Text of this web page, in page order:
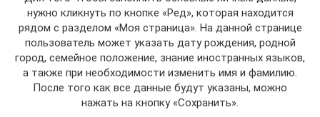
нужно кликнуть по кнопке «Ред», которая находится
рядом с разделом «Моя страница». На данной странице
пользователь может указать дату рождения, родной
город, семейное положение, знание иностранных языков,
а также при необходимости изменить имя и фамилию.
После того как все данные будут указаны, можно
нажать на кнопку «Сохранить».